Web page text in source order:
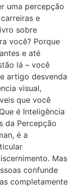
uma percepção
e
sobre
você? Porque
e até
lá – você
artigo desvenda
visual,
que você
é Inteligência
da Percepção
é a
Mas
confunde
completamente